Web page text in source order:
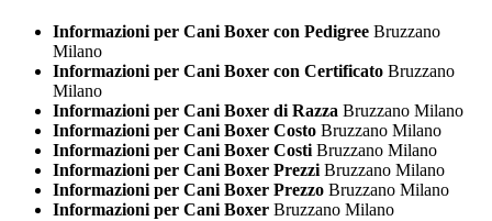
Informazioni per Cani Boxer con Pedigree Bruzzano
Milano
Informazioni per Cani Boxer con Certificato Bruzzano
Milano
Informazioni per Cani Boxer di Razza Bruzzano Milano
Informazioni per Cani Boxer Costo Bruzzano Milano
Informazioni per Cani Boxer CostiBruzzano Milano
Informazioni per Cani Boxer PrezziBruzzano Milano
Informazioni per Cani Boxer Prezzo Bruzzano Milano
Informazioni per Cani Boxer Bruzzano Milano